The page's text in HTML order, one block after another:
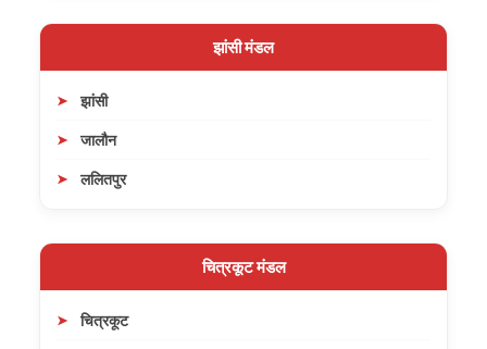
झांसी मंडल
झांसी
जालौन
ललितपुर
चित्रकूट मंडल
चित्रकूट